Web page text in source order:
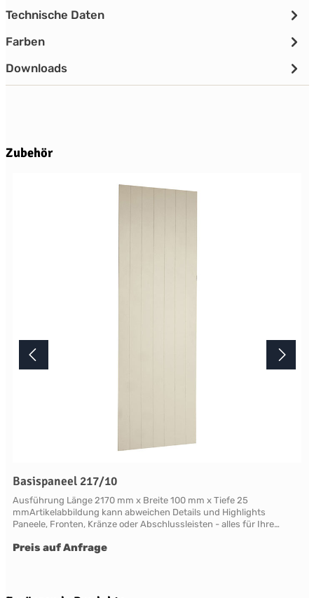
Technische Daten
Farben
Downloads
Produktgalerie überspringen
Zubehör
Basispaneel 217/10
Ausführung Länge 2170 mm x Breite 100 mm x Tiefe 25
mmArtikelabbildung kann abweichen Details und Highlights
Paneele, Fronten, Kränze oder Abschlussleisten - alles für Ihre
variablen Ausstattungen und DimensionenNahezu grenzenlose
dieser "handpainted" Oberflächen sind der matte Glanz und der
Preis auf Anfrage